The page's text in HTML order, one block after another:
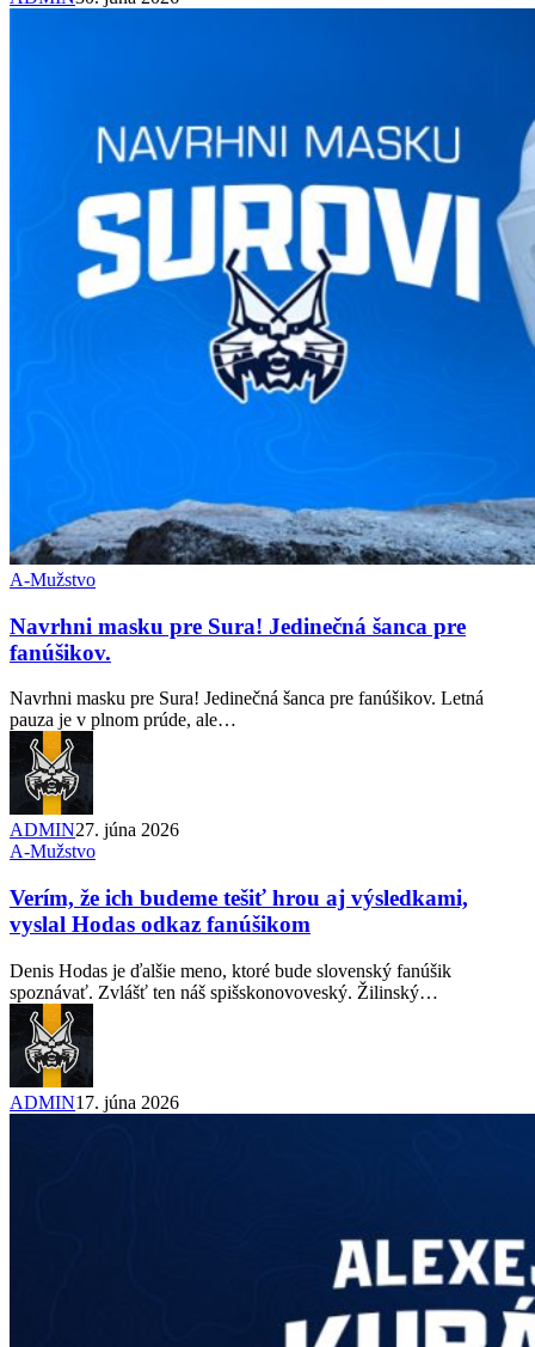
A-Mužstvo
Navrhni masku pre Sura! Jedinečná šanca pre
fanúšikov.
Navrhni masku pre Sura! Jedinečná šanca pre fanúšikov. Letná
pauza je v plnom prúde, ale…
ADMIN27. júna 2026
A-Mužstvo
Verím, že ich budeme tešiť hrou aj výsledkami,
vyslal Hodas odkaz fanúšikom
Denis Hodas je ďalšie meno, ktoré bude slovenský fanúšik
spoznávať. Zvlášť ten náš spišskonovoveský. Žilinský…
ADMIN17. júna 2026